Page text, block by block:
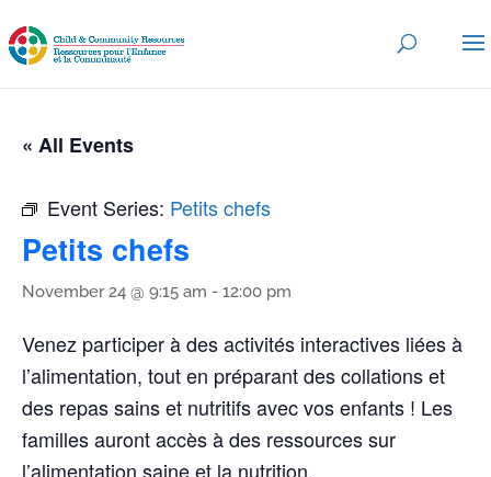
« All Events
Event Series: Petits chefs
Petits chefs
November 24 @ 9:15 am - 12:00 pm
Venez participer à des activités interactives liées à
l’alimentation, tout en préparant des collations et
des repas sains et nutritifs avec vos enfants ! Les
familles auront accès à des ressources sur
l’alimentation saine et la nutrition.